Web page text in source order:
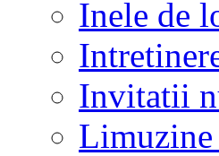
Inele de
Invitatii